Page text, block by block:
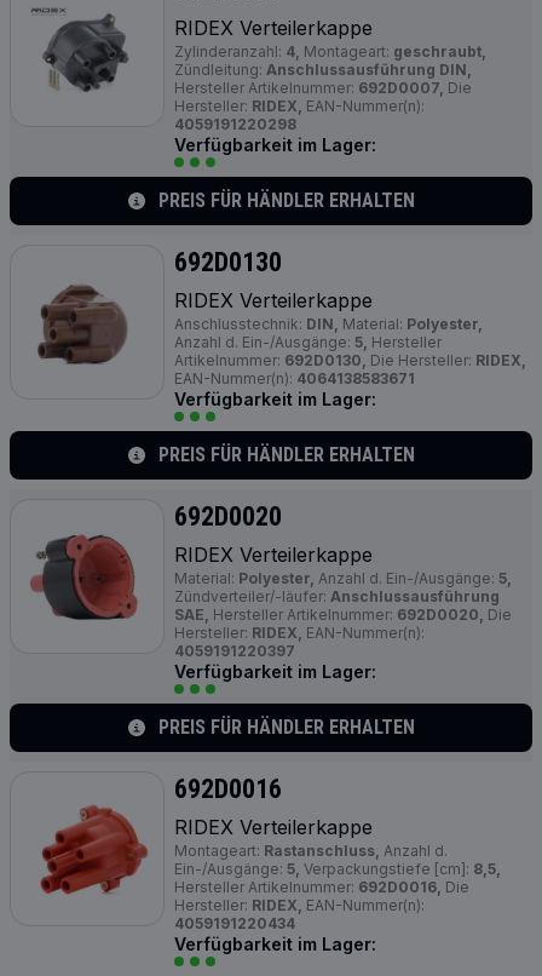
RIDEX Verteilerkappe
Zylinderanzahl: 4, Montageart: geschraubt,
Zündleitung: Anschlussausführung DIN,
Hersteller Artikelnummer: 692D0007, Die
Hersteller: RIDEX, EAN-Nummer(n):
4059191220298
Verfügbarkeit im Lager:
PREIS FÜR HÄNDLER ERHALTEN
692D0130
RIDEX Verteilerkappe
Anschlusstechnik: DIN, Material: Polyester,
Anzahl d. Ein-/Ausgänge: 5, Hersteller
Artikelnummer: 692D0130, Die Hersteller: RIDEX,
EAN-Nummer(n): 4064138583671
Verfügbarkeit im Lager:
PREIS FÜR HÄNDLER ERHALTEN
692D0020
RIDEX Verteilerkappe
Material: Polyester, Anzahl d. Ein-/Ausgänge: 5,
Zündverteiler/-läufer: Anschlussausführung
SAE, Hersteller Artikelnummer: 692D0020, Die
Hersteller: RIDEX, EAN-Nummer(n):
4059191220397
Verfügbarkeit im Lager:
PREIS FÜR HÄNDLER ERHALTEN
692D0016
RIDEX Verteilerkappe
Montageart: Rastanschluss, Anzahl d.
Ein-/Ausgänge: 5, Verpackungstiefe [cm]: 8,5,
Hersteller Artikelnummer: 692D0016, Die
Hersteller: RIDEX, EAN-Nummer(n):
4059191220434
Verfügbarkeit im Lager: